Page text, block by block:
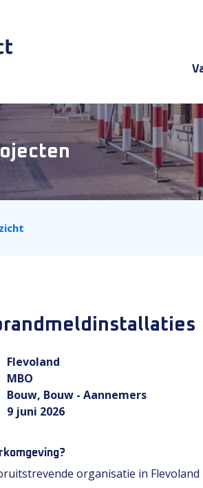
Flevoland
MBO
Bouw, Bouw - Aannemers
9 juni 2026
organisatie in